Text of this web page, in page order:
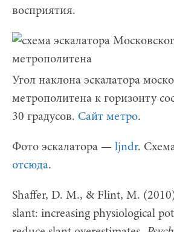
восприятия.
Угол наклона эскалатора
метрополитена к горизонту
30 градусов. Сайт метро.
Фото эскалатора — ljndr.
отсюда.
Shaffer, D. M., & Flint, M.
slant: increasing physiological